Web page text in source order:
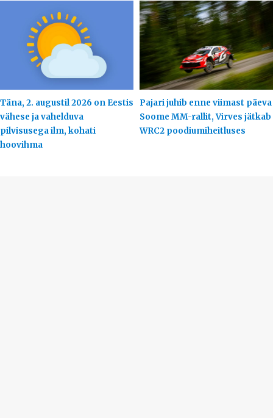
Täna, 2. augustil 2026 on Eestis
vähese ja vahelduva
pilvisusega ilm, kohati
hoovihma
Pajari juhib enne viimast päeva
Soome MM-rallit, Virves jätkab
WRC2 poodiumiheitluses